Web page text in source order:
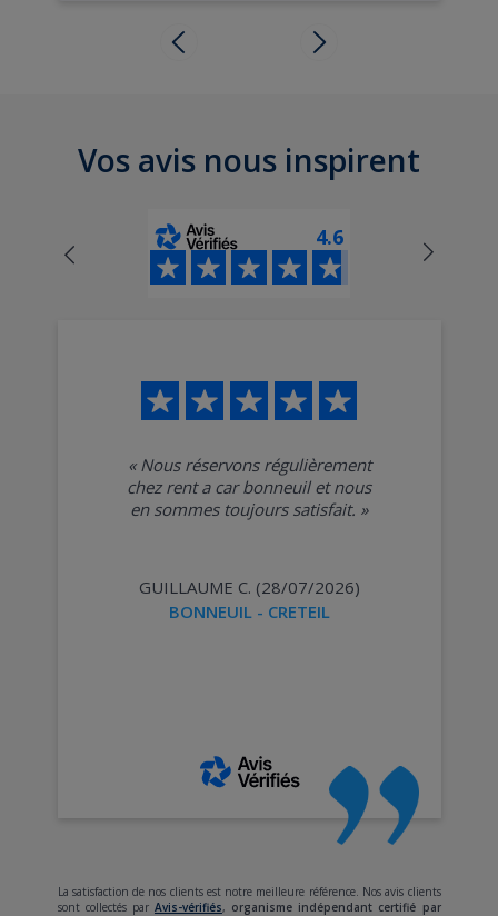
Vos avis nous inspirent
4.6
« Nous réservons régulièrement
chez rent a car bonneuil et nous
en sommes toujours satisfait. »
GUILLAUME C. (28/07/2026)
BONNEUIL - CRETEIL
La satisfaction de nos clients est notre meilleure référence. Nos avis clients
sont collectés par Avis-vérifiés, organisme indépendant certifié par